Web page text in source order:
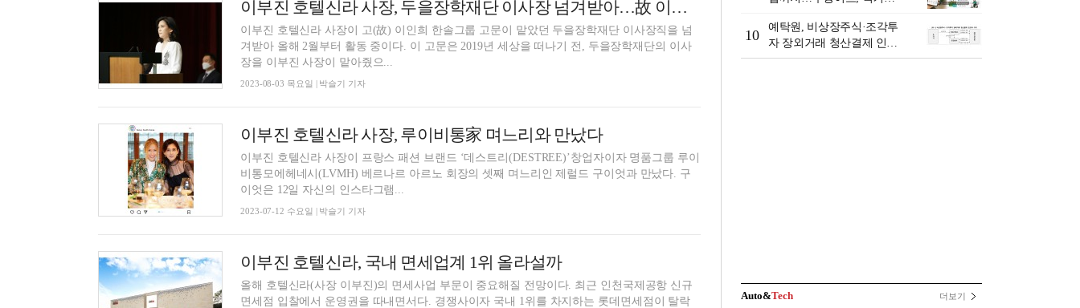
이부진 호텔신라 사장, 두을장학재단 이사장 넘겨받아…故 이인희 고문 유지
이부진 호텔신라 사장이 고(故) 이인희 한솔그룹 고문이 맡았던 두을장학재단 이사장직을 넘
겨받아 올해 2월부터 활동 중이다. 이 고문은 2019년 세상을 떠나기 전, 두을장학재단의 이사
장을 이부진 사장이 맡아줬으...
2023-08-03 목요일 | 박슬기 기자
이부진 호텔신라 사장, 루이비통家 며느리와 만났다
이부진 호텔신라 사장이 프랑스 패션 브랜드 ‘데스트리(DESTREE)’창업자이자 명품그룹 루이
비통모에헤네시(LVMH) 베르나르 아르노 회장의 셋째 며느리인 제럴드 구이엇과 만났다. 구
이엇은 12일 자신의 인스타그램...
2023-07-12 수요일 | 박슬기 기자
이부진 호텔신라, 국내 면세업계 1위 올라설까
올해 호텔신라(사장 이부진)의 면세사업 부문이 중요해질 전망이다. 최근 인천국제공항 신규
면세점 입찰에서 운영권을 따내면서다. 경쟁사이자 국내 1위를 차지하는 롯데면세점이 탈락
10
예탁원, 비상장주식·조각투
자 장외거래 청산결제 인프
라 구축 착수
Auto&Tech 더보기